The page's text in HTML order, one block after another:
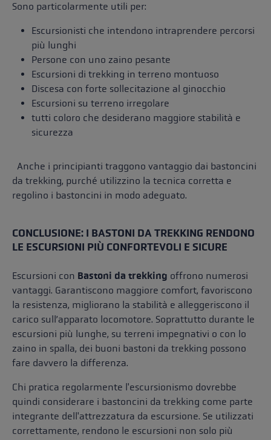
Sono particolarmente utili per:
Escursionisti che intendono intraprendere percorsi
più lunghi
Persone con uno zaino pesante
Escursioni di trekking in terreno montuoso
Discesa con forte sollecitazione al ginocchio
Escursioni su terreno irregolare
tutti coloro che desiderano maggiore stabilità e
sicurezza
Anche i principianti traggono vantaggio dai bastoncini
da trekking, purché utilizzino la tecnica corretta e
regolino i bastoncini in modo adeguato.
CONCLUSIONE: I BASTONI DA TREKKING RENDONO
LE ESCURSIONI PIÙ CONFORTEVOLI E SICURE
Escursioni con Bastoni da trekking offrono numerosi
vantaggi. Garantiscono maggiore comfort, favoriscono
la resistenza, migliorano la stabilità e alleggeriscono il
carico sull’apparato locomotore. Soprattutto durante le
escursioni più lunghe, su terreni impegnativi o con lo
zaino in spalla, dei buoni bastoni da trekking possono
fare davvero la differenza.
Chi pratica regolarmente l'escursionismo dovrebbe
quindi considerare i bastoncini da trekking come parte
integrante dell'attrezzatura da escursione. Se utilizzati
correttamente, rendono le escursioni non solo più